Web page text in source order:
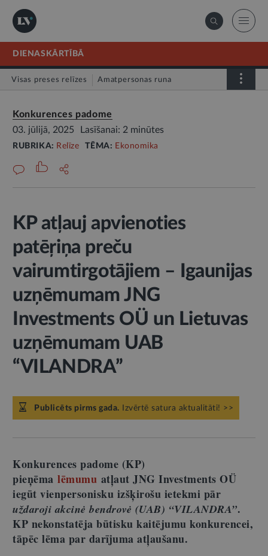
DIENASKĀRTĪBĀ
Visas preses relīzes Amatpersonas runa
Konkurences padome
03. jūlijā, 2025
Lasīšanai: 2 minūtes
RUBRIKA: Relīze TĒMA: Ekonomika
KP atļauj apvienoties
patēŗiņa preču
vairumtirgotājiem – Igaunijas
uzņēmumam JNG
Investments OÜ un Lietuvas
uzņēmumam UAB
“VILANDRA”
Publicēts pirms gada. Izvērtē satura aktualitāti! >>
Konkurences padome (KP)
pieņēma lēmumu atļaut JNG Investments OÜ
iegūt vienpersonisku izšķirošu ietekmi pār
uždaroji akcinė bendrovė (UAB) “VILANDRA”.
KP nekonstatēja būtisku kaitējumu konkurencei,
tāpēc lēma par darījuma atļaušanu.